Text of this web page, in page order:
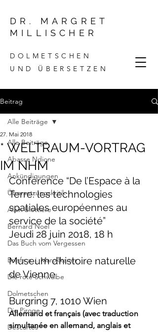
DR. MARGRET
MILLISCHER
DOLMETSCHEN
UND ÜBERSETZEN
Beitrag
Alle Beiträge
Abasse Ndione
Ankündigungen
Übersetzungskritik
Alain Blottiere
Bernard Noel
Das Buch vom Vergessen
Briefe a. j. Marokkaner
Die rote Schwalbe
Dolmetschen
Die Piroge
Descartes
Alle Beiträge
* WELTRAUM-VORTRAG
IM NHM
27. Mai 2018
Conférence “De l’Espace à la
Terre: les technologies
spatiales européennes au
service de la société”
Jeudi 28 juin 2018, 18 h
Museum d’histoire naturelle
de Vienne
Burgring 7, 1010 Wien
Allemand et français (avec traduction
simultanée en allemand, anglais et